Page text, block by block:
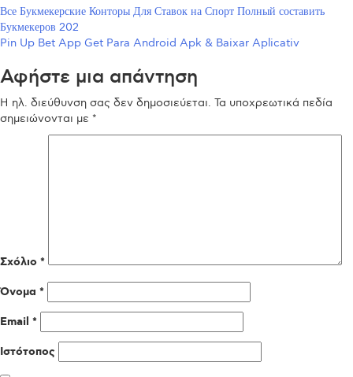
Πλοήγηση
άρθρων
Все Букмекерские Конторы Для Ставок на Спорт Полный составить
Букмекеров 202
Pin Up Bet App Get Para Android Apk & Baixar Aplicativ
Αφήστε μια απάντηση
Η ηλ. διεύθυνση σας δεν δημοσιεύεται. Τα υποχρεωτικά πεδία
σημειώνονται με *
Σχόλιο *
Όνομα *
Email *
Ιστότοπος